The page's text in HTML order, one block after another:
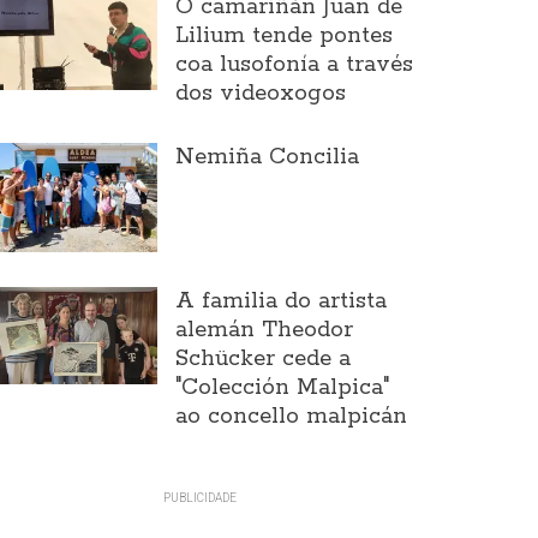
O camariñán Juan de
Lilium tende pontes
coa lusofonía a través
dos videoxogos
Nemiña Concilia
A familia do artista
alemán Theodor
Schücker cede a
"Colección Malpica"
ao concello malpicán